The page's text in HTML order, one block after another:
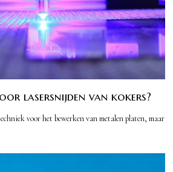
lasersnijden van kokers?
voor het bewerken van metalen platen, maar